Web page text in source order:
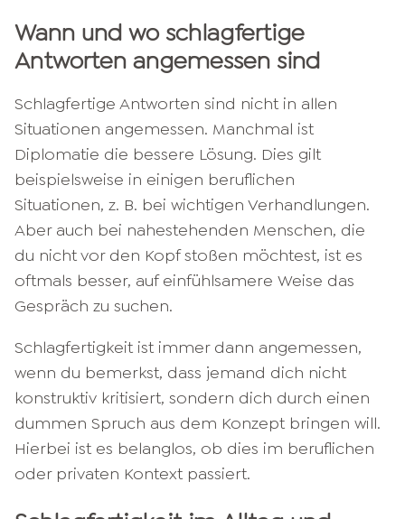
Wann und wo schlagfertige
Antworten angemessen sind
Schlagfertige Antworten sind nicht in allen
Situationen angemessen. Manchmal ist
Diplomatie die bessere Lösung. Dies gilt
beispielsweise in einigen beruflichen
Situationen, z. B. bei wichtigen Verhandlungen.
Aber auch bei nahestehenden Menschen, die
du nicht vor den Kopf stoßen möchtest, ist es
oftmals besser, auf einfühlsamere Weise das
Gespräch zu suchen.
Schlagfertigkeit ist immer dann angemessen,
wenn du bemerkst, dass jemand dich nicht
konstruktiv kritisiert, sondern dich durch einen
dummen Spruch aus dem Konzept bringen will.
Hierbei ist es belanglos, ob dies im beruflichen
oder privaten Kontext passiert.